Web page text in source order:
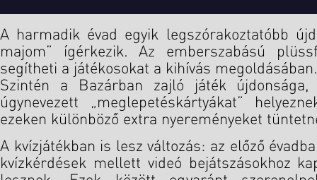
A harmadik évad egyik legszórakoztatóbb
majom” ígérkezik. Az emberszabású
segítheti a játékosokat a kihívás megoldásában.
Szintén a Bazárban zajló játék újdonsága,
úgynevezett „meglepetéskártyákat”
ezeken különböző extra nyereményeket
A kvízjátékban is lesz változás: az előző
kvízkérdések mellett videó bejátszásokhoz